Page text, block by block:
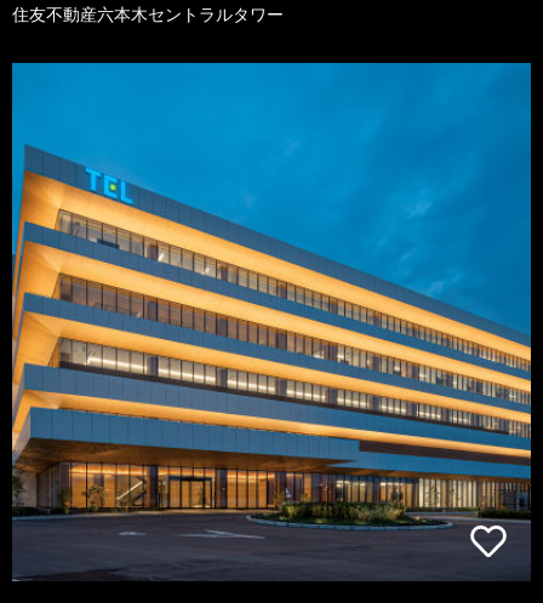
住友不動産六本木セントラルタワー